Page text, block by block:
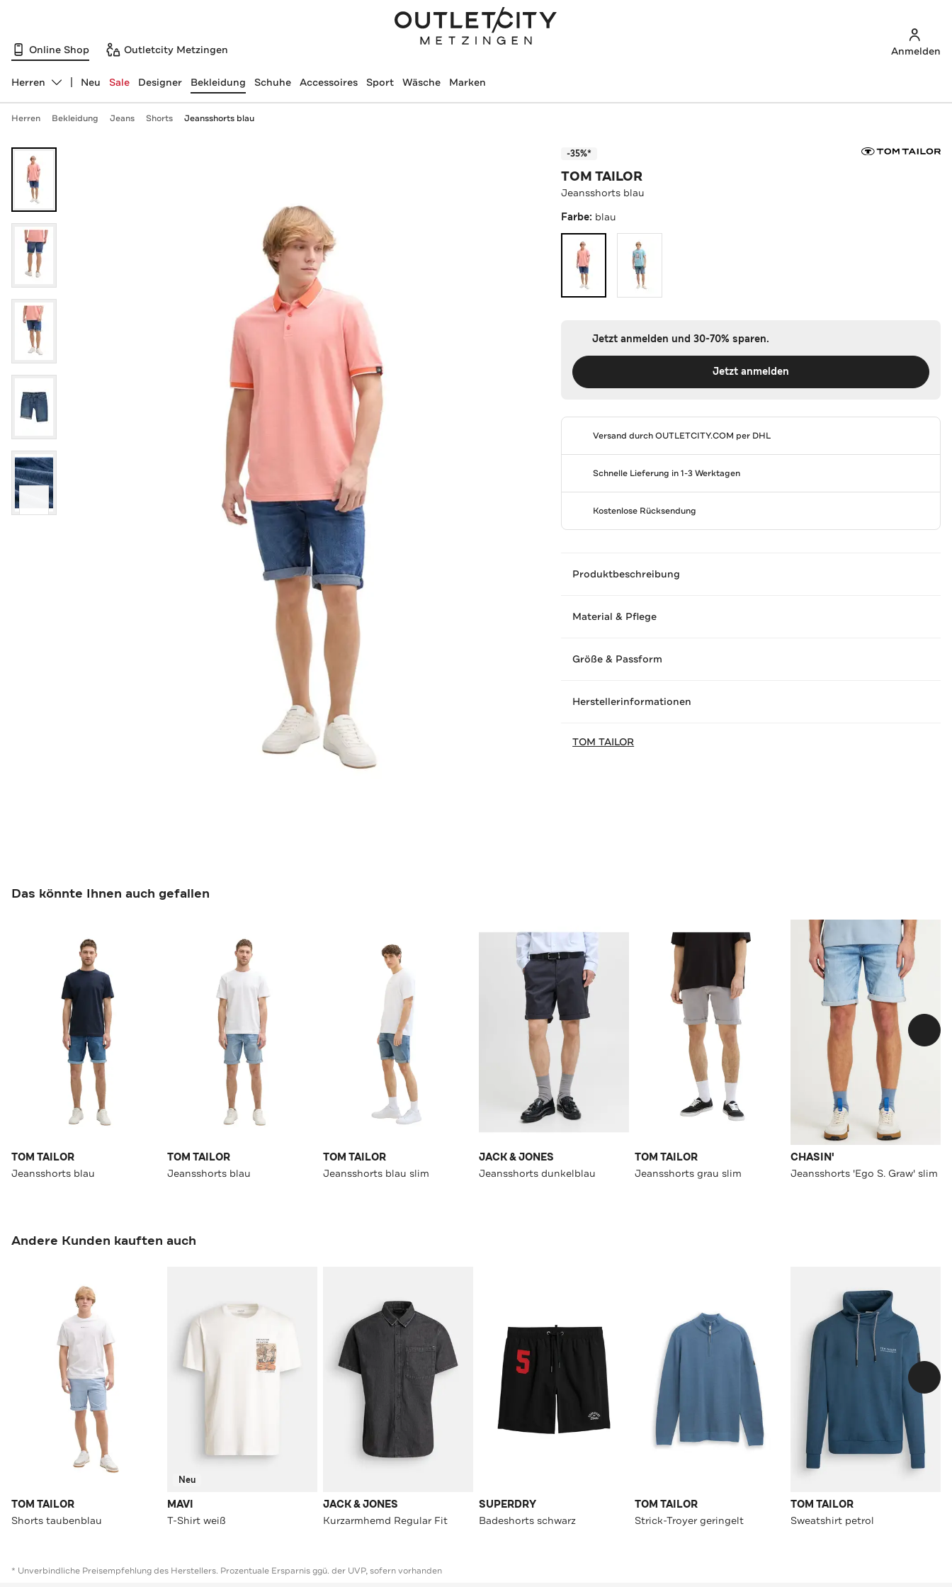
Online Shop Outletcity Metzingen Anmelden
Abteilung ändern, ausgewählt:
Herren Neu Sale Designer Bekleidung Schuhe Accessoires Sport Wäsche Marken
Herren Bekleidung Jeans Shorts Jeansshorts blau
-35%*
TOM TAILOR
Jeansshorts blau
Farbe: blau
Jetzt anmelden und 30-70% sparen.
Jetzt anmelden
Versand durchOUTLETCITY.COM per DHL
Schnelle Lieferung in 1-3 Werktagen
Kostenlose Rücksendung
Produktbeschreibung
Material & Pflege
Größe & Passform
Herstellerinformationen
TOM TAILOR
Das könnte Ihnen auch gefallen
TOM TAILOR
Jeansshorts blau
TOM TAILOR
Jeansshorts blau
TOM TAILOR
Jeansshorts blau slim
JACK & JONES
Jeansshorts dunkelblau
TOM TAILOR
Jeansshorts grau slim
CHASIN'
Jeansshorts 'Ego S. Graw' slim
Andere Kunden kauften auch
TOM TAILOR
Shorts taubenblau
Neu
MAVI
T-Shirt weiß
JACK & JONES
Kurzarmhemd Regular Fit
SUPERDRY
Badeshorts schwarz
TOM TAILOR
Strick-Troyer geringelt
TOM TAILOR
Sweatshirt petrol
* Unverbindliche Preisempfehlung des Herstellers. Prozentuale Ersparnis ggü. der UVP, sofern vorhanden